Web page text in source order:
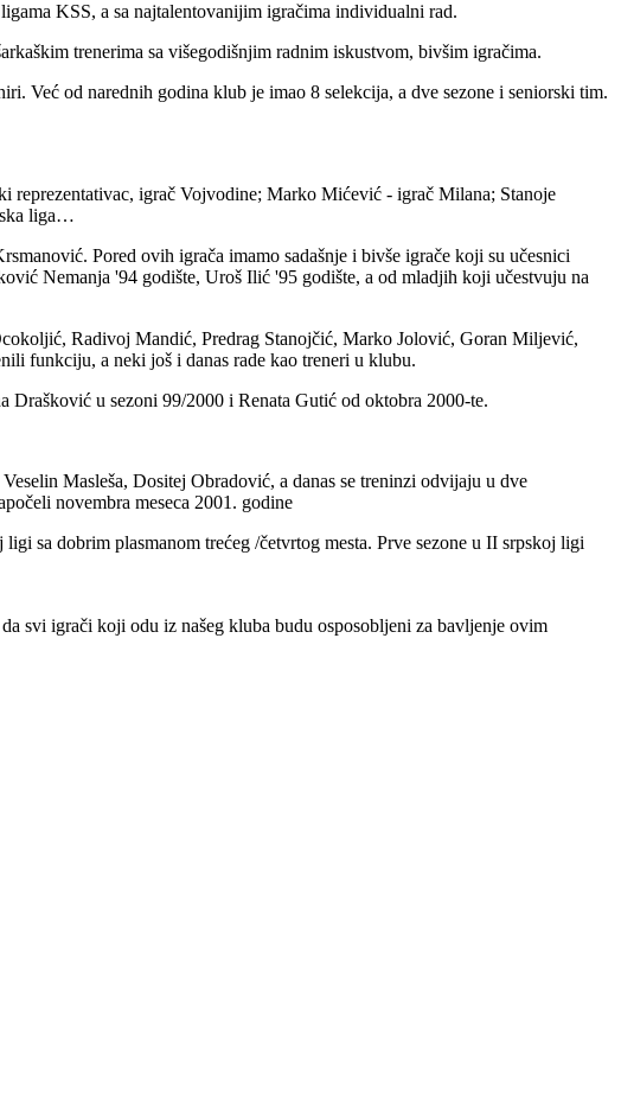
KSS, a sa najtalentovanijim igračima individualni rad.
trenerima sa višegodišnjim radnim iskustvom, bivšim igračima.
Već od narednih godina klub je imao 8 selekcija, a dve sezone i seniorski tim.
igrač Vojvodine; Marko Mićević - igrač Milana; Stanoje
liga…
Pored ovih igrača imamo sadašnje i bivše igrače koji su učesnici
Nemanja '94 godište, Uroš Ilić '95 godište, a od mladjih koji učestvuju na
Radivoj Mandić, Predrag Stanojčić, Marko Jolović, Goran Miljević,
funkciju, a neki još i danas rade kao treneri u klubu.
Drašković u sezoni 99/2000 i Renata Gutić od oktobra 2000-te.
Masleša, Dositej Obradović, a danas se treninzi odvijaju u dve
novembra meseca 2001. godine
sa dobrim plasmanom trećeg /četvrtog mesta. Prve sezone u II srpskoj ligi
svi igrači koji odu iz našeg kluba budu osposobljeni za bavljenje ovim